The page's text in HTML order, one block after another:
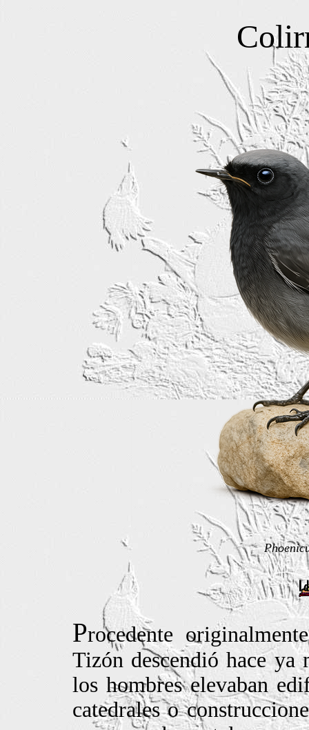
Procedente
Tizón descendió hace
los hombres elevaban
catedrales o